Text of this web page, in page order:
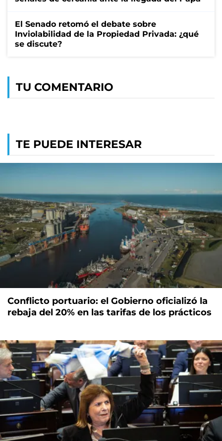
El Senado retomó el debate sobre
Inviolabilidad de la Propiedad Privada: ¿qué
se discute?
TU COMENTARIO
TE PUEDE INTERESAR
Conflicto portuario: el Gobierno oficializó la
rebaja del 20% en las tarifas de los prácticos